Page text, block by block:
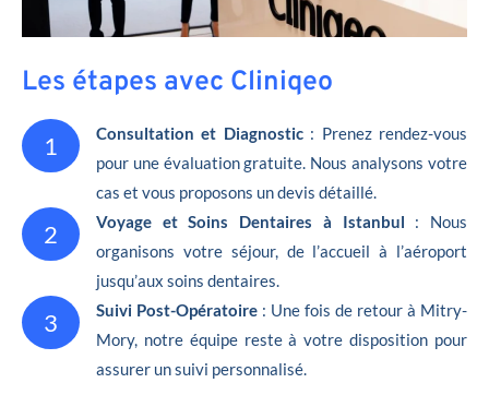
Les étapes avec Cliniqeo
1 Consultation et Diagnostic: Prenez rendez-vous
pour une évaluation gratuite. Nous analysons votre
cas et vous proposons un devis détaillé.
2 Voyage et Soins Dentaires à Istanbul : Nous
organisons votre séjour, de l’accueil à l’aéroport
jusqu’aux soins dentaires.
3 Suivi Post-Opératoire : Une fois de retour à Mitry-
Mory, notre équipe reste à votre disposition pour
assurer un suivi personnalisé.